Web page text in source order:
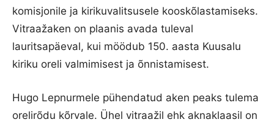
komisjonile ja kirikuvalitsusele kooskõlastamiseks.
Vitraažaken on plaanis avada tuleval
lauritsapäeval, kui möödub 150. aasta Kuusalu
kiriku oreli valmimisest ja õnnistamisest.
Hugo Lepnurmele pühendatud aken peaks tulema
orelirõdu kõrvale. Ühel vitraažil ehk aknaklaasil on